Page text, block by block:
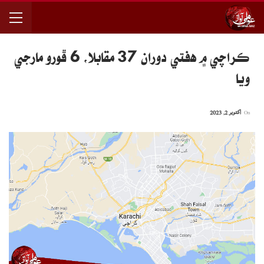
ڪراچي ۾ هفتي دوران 37 مقابلا، 6 ڦورو مارجي
ويا
اکتوبر 2, 2023